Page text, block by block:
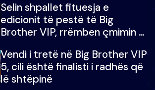
Selin shpallet fituesja e
edicionit të pestë të Big
Brother VIP, rrëmben çmimin e
Vendi i tretë në Big Brother VIP
5, cili është finalisti i radhës që
lë shtëpinë